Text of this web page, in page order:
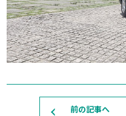
前の記事へ